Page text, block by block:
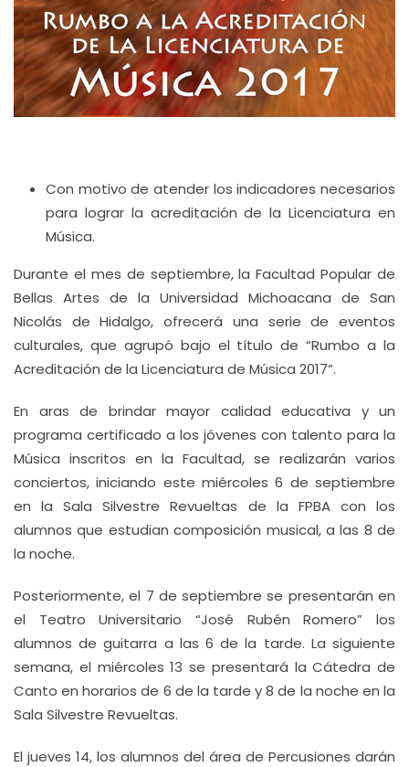
Con motivo de atender los indicadores necesarios
para lograr la acreditación de la Licenciatura en
Música.
Durante el mes de septiembre, la Facultad Popular de
Bellas Artes de la Universidad Michoacana de San
Nicolás de Hidalgo, ofrecerá una serie de eventos
culturales, que agrupó bajo el título de “Rumbo a la
Acreditación de la Licenciatura de Música 2017”.
En aras de brindar mayor calidad educativa y un
programa certificado a los jóvenes con talento para la
Música inscritos en la Facultad, se realizarán varios
conciertos, iniciando este miércoles 6 de septiembre
en la Sala Silvestre Revueltas de la FPBA con los
alumnos que estudian composición musical, a las 8 de
la noche.
Posteriormente, el 7 de septiembre se presentarán en
el Teatro Universitario “José Rubén Romero” los
alumnos de guitarra a las 6 de la tarde. La siguiente
semana, el miércoles 13 se presentará la Cátedra de
Canto en horarios de 6 de la tarde y 8 de la noche en la
Sala Silvestre Revueltas.
El jueves 14, los alumnos del área de Percusiones darán